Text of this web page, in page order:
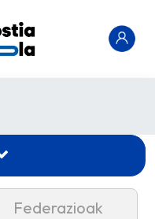
Federazioak